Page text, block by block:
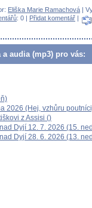
Eliška Marie Ramachová |
: 0 | Přidat komentář |
a audia (mp3) pro vás:
2026 (Hej, vzhůru
z Assisi ()
Dyjí 12. 7. 2026 (15.
Dyjí 28. 6. 2026 (13.